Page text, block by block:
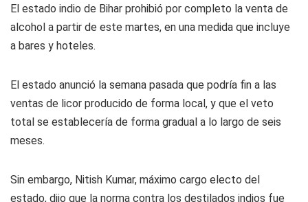
El estado indio de Bihar prohibió por completo la venta de
alcohol a partir de este martes, en una medida que incluye
a bares y hoteles.
El estado anunció la semana pasada que podría fin a las
ventas de licor producido de forma local, y que el veto
total se establecería de forma gradual a lo largo de seis
meses.
Sin embargo, Nitish Kumar, máximo cargo electo del
estado, dijo que la norma contra los destilados indios fue